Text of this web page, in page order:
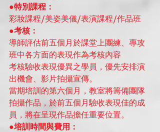
●特別課程：
彩妝課程/美姿美儀/表演課程/作品班
●考核：
導師評估前五個月於課堂上團練、專攻
班中各方面的表現作為考核內容
考核驗收表現優異之學員，優先安排演
出機會、影片拍攝宣傳。
當期培訓的第六個月，教室將籌備團隊
拍攝作品，於前五個月驗收表現佳的成
員，將在呈現作品擔任重要位置。
●培訓時間與費用：